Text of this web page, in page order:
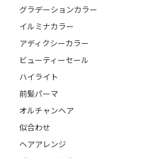
グラデーションカラー
イルミナカラー
アディクシーカラー
ビューティーセール
ハイライト
前髪パーマ
オルチャンヘア
似合わせ
ヘアアレンジ